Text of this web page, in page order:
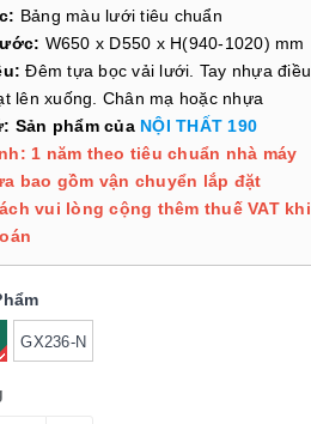
Bảng màu lưới tiêu chuẩn
W650 x D550 x H(940-1020) mm
Đêm tựa bọc vải lưới. Tay nhựa điều
lên xuống. Chân mạ hoặc nhựa
Sản phẩm của NỘI THẤT 190
1 năm theo tiêu chuẩn nhà máy
bao gồm vận chuyển lắp đặt
vui lòng cộng thêm thuế VAT khi
GX236-N